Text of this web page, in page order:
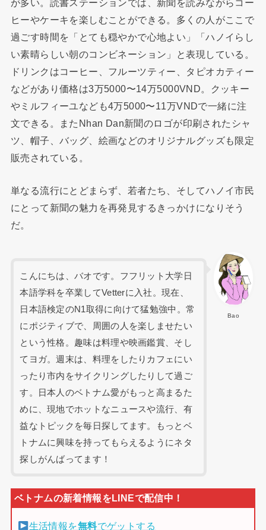
が多い。読書ステーションでは、新聞を読みながらコー
ヒーやケーキを楽しむことができる。多くの人がここで
過ごす時間を「とても穏やかで心地よい」「ハノイらし
い素晴らしい朝のコンビネーション」と表現している。
ドリンクはコーヒー、フルーツティー、タピオカティー
などがあり価格は3万5000〜14万5000VND。クッキー
やミルフィーユなども4万5000〜11万VNDで一緒に注
文できる。またNhan Dan新聞のロゴが印刷されたシャ
ツ、帽子、バッグ、絵画などのオリジナルグッズも限定
販売されている。
単なる流行にとどまらず、若者たち、そしてハノイ市民
にとって新聞の魅力を再発見するきっかけになりそう
だ。
Bao
こんにちは、バオです。フフリット大学日
本語学科を卒業してVetterに入社。現在、
日本語検定のN1取得に向けて猛勉強中。常
にポジティブで、周囲の人を楽しませたい
という性格。趣味は料理や映画鑑賞、そし
てヨガ。週末は、料理をしたりカフェにい
ったり市内をサイクリングしたりして過ご
す。日本人のベトナム愛がもっと高まるた
めに、現地でホットなニュースや流行、有
益なトピックを毎日探してます。もっとベ
トナムに興味を持ってもらえるようにネタ
探しがんばってます！
生活情報を無料でゲットする